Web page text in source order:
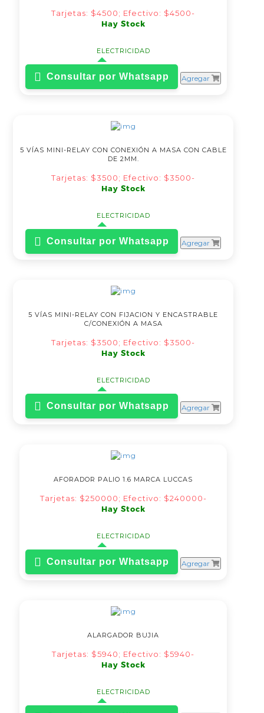
Tarjetas: $4500; Efectivo: $4500-
Hay Stock
ELECTRICIDAD
Consultar por Whatsapp Agregar
5 VÍAS MINI-RELAY CON CONEXIÓN A MASA CON CABLE
DE 2MM.
Tarjetas: $3500; Efectivo: $3500-
Hay Stock
ELECTRICIDAD
Consultar por Whatsapp Agregar
5 VÍAS MINI-RELAY CON FIJACION Y ENCASTRABLE
C/CONEXIÓN A MASA
Tarjetas: $3500; Efectivo: $3500-
Hay Stock
ELECTRICIDAD
Consultar por Whatsapp Agregar
AFORADOR PALIO 1.6 MARCA LUCCAS
Tarjetas: $250000; Efectivo: $240000-
Hay Stock
ELECTRICIDAD
Consultar por Whatsapp Agregar
ALARGADOR BUJIA
Tarjetas: $5940; Efectivo: $5940-
Hay Stock
ELECTRICIDAD